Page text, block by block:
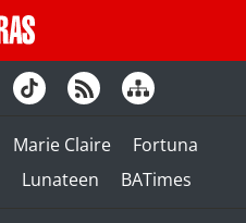
Marie Claire
Fortuna
Lunateen BATimes